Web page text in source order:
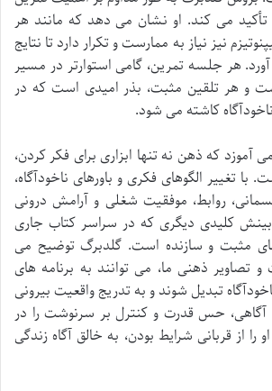
می کند. او نشان می دهد که مانند هر
نیز نیاز به ممارست و تکرار دارد تا نتایج
آورد. هر جلسه تمرین، گامی استوارتر در مسیر
و هر تلقین مثبت، بذر امیدی است که در
کاشته می شود.
آموزد که ذهن نه تنها ابزاری برای فکر کردن،
با تغییر الگوهای فکری و باورهای ناخودآگاه،
روابط، موفقیت شغلی و آرامش درونی
کلیدی دیگری که در سراسر کتاب جاری
مثبت و سازنده است. گلدبرگ توضیح می
تصاویر ذهنی ما، می توانند به برنامه های
تبدیل شوند و به تدریج واقعیت بیرونی
آگاهی، حس قدرت و کنترل بر سرنوشت را در
از قربانی شرایط بودن، به خالق آگاه زندگی